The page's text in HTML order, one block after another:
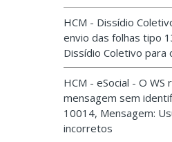
HCM - Dissídio
envio das folhas tipo
Dissídio Coletivo para
HCM - eSocial - O WS
mensagem sem
10014, Mensagem:
incorretos